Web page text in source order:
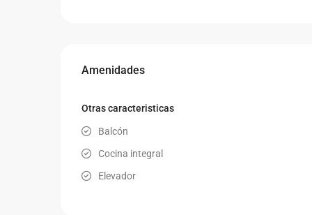
Amenidades
Otras caracteristicas
Balcón
Cocina integral
Elevador